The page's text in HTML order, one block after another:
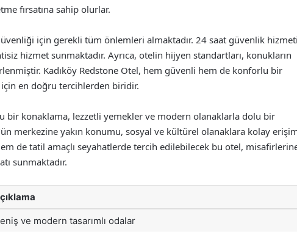
fırsatına sahip olurlar.
için gerekli tüm önlemleri almaktadır. 24 saat güvenlik hizmeti
hizmet sunmaktadır. Ayrıca, otelin hijyen standartları, konukların
Kadıköy Redstone Otel, hem güvenli hem de konforlu bir
en doğru tercihlerden biridir.
bir konaklama, lezzetli yemekler ve modern olanaklarla dolu bir
merkezine yakın konumu, sosyal ve kültürel olanaklara kolay
de tatil amaçlı seyahatlerde tercih edilebilecek bu otel,
sunmaktadır.
ve modern tasarımlı odalar